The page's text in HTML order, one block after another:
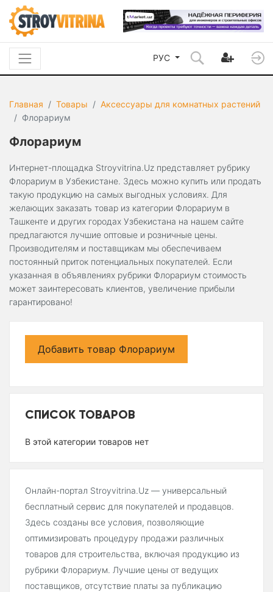
РУС
Главная Товары
Аксессуары для комнатных растений
Флорариум
Флорариум
Интернет-площадка Stroyvitrina.Uz представляет рубрику
Флорариум в Узбекистане. Здесь можно купить или продать
такую продукцию на самых выгодных условиях. Для
желающих заказать товар из категории Флорариум в
Ташкенте и других городах Узбекистана на нашем сайте
предлагаются лучшие оптовые и розничные цены.
Производителям и поставщикам мы обеспечиваем
постоянный приток потенциальных покупателей. Если
указанная в объявлениях рубрики Флорариум стоимость
может заинтересовать клиентов, увеличение прибыли
гарантировано!
Добавить товар Флорариум
СПИСОК ТОВАРОВ
В этой категории товаров нет
Онлайн-портал Stroyvitrina.Uz — универсальный
бесплатный сервис для покупателей и продавцов.
Здесь созданы все условия, позволяющие
оптимизировать процедуру продажи различных
товаров для строительства, включая продукцию из
рубрики Флорариум. Лучшие цены от ведущих
поставщиков, отсутствие платы за публикацию